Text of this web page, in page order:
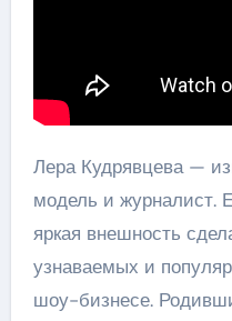
Лера Кудрявцева —
модель и журналист.
яркая внешность
узнаваемых и
шоу-бизнесе.